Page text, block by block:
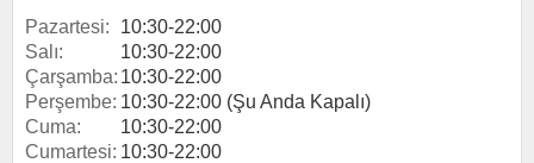
Pazartesi:
10:30-22:00
Salı:
10:30-22:00
Çarşamba: 10:30-22:00
Perşembe: 10:30-22:00 (Şu Anda Kapalı)
Cuma:
10:30-22:00
Cumartesi: 10:30-22:00